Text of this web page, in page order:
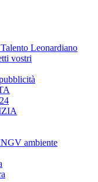
Leonardiano
vostri
ambiente